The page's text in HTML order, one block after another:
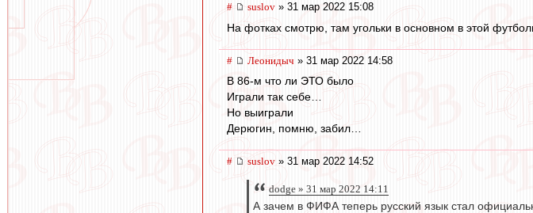
# suslov » 31 мар 2022 15:08
На фотках смотрю, там угольки в основном в этой
# Леонидыч » 31 мар 2022 14:58
В 86-м что ли ЭТО было
Играли так себе…
Но выиграли
Дерюгин, помню, забил…
# suslov » 31 мар 2022 14:52
dodge » 31 мар 2022 14:11
А зачем в ФИФА теперь русский язык стал